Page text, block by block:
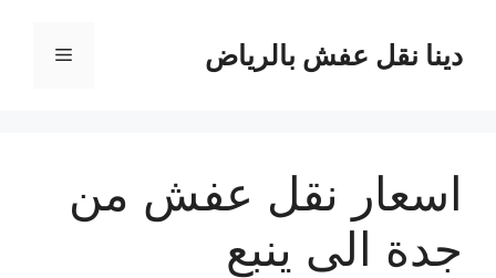
المحتوىدينا نقل عفش بالرياض القائمة
اسعار نقل عفش من
جدة الى ينبع